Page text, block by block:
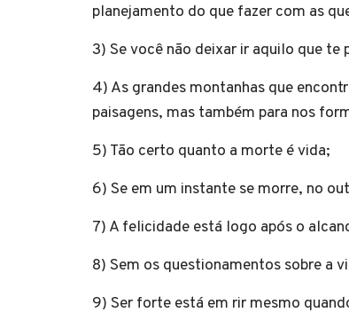
planejamento do que fazer com as
3) Se você não deixar ir aquilo que te
4) As grandes montanhas que
paisagens, mas também para nos
5) Tão certo quanto a morte é vida;
6) Se em um instante se morre, no
7) A felicidade está logo após o
8) Sem os questionamentos sobre a
9) Ser forte está em rir mesmo